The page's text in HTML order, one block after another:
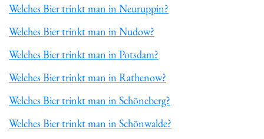
Welches Bier trinkt man in Neuruppin?
Welches Bier trinkt man in Nudow?
Welches Bier trinkt man in Potsdam?
Welches Bier trinkt man in Rathenow?
Welches Bier trinkt man in Schöneberg?
Welches Bier trinkt man in Schönwalde?